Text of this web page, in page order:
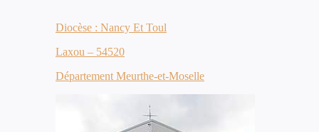
Diocèse : Nancy Et Toul
Laxou – 54520
Département Meurthe-et-Moselle